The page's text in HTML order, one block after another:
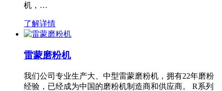
机，…
了解详情
雷蒙磨粉机
我们公司专业生产大、中型雷蒙磨粉机，拥有22年磨粉
经验，已经成为中国的磨粉机制造商和供应商。 R系列